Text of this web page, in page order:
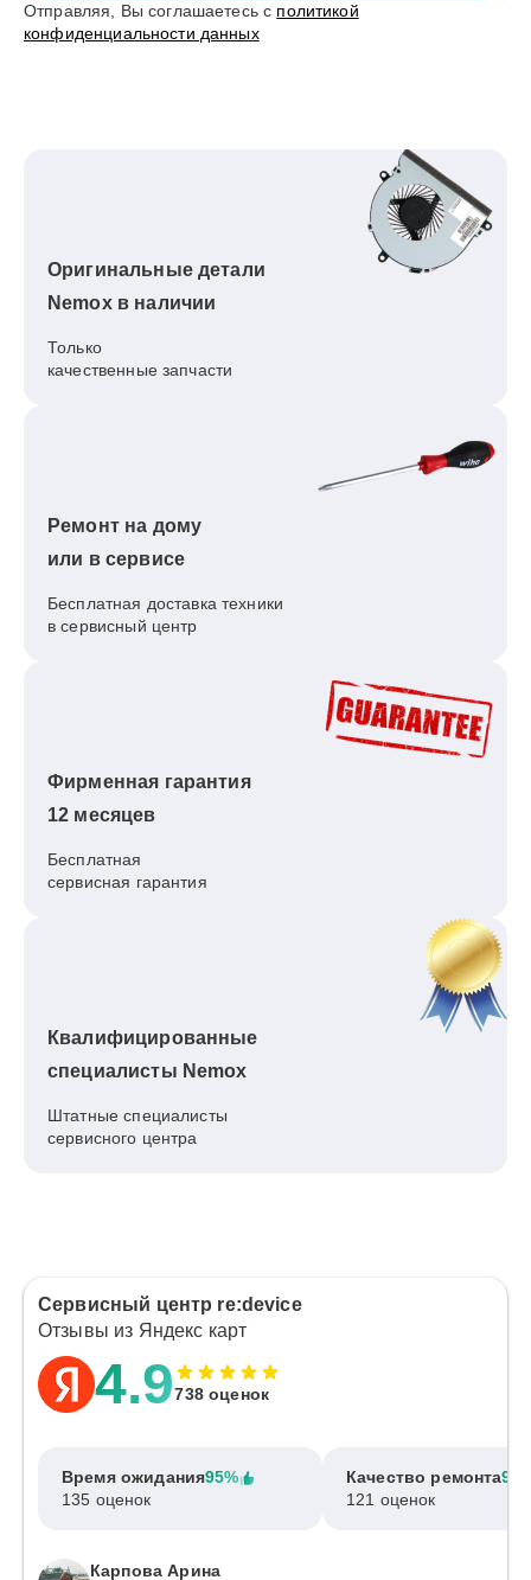
Отправляя, Вы соглашаетесь с политикой
конфиденциальности данных
Оригинальные детали
Nemox в наличии
Только
качественные запчасти
Ремонт на дому
или в сервисе
Бесплатная доставка техники
в сервисный центр
Фирменная гарантия
12 месяцев
Бесплатная
сервисная гарантия
Квалифицированные
специалисты Nemox
Штатные специалисты
сервисного центра
Сервисный центр re:device
Отзывы из Яндекс карт
4.9738 оценок
Время ожидания95%
135 оценок
Качество ремонта
121 оценок
Карпова Арина